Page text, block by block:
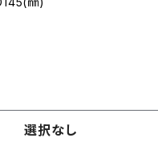
選択なし